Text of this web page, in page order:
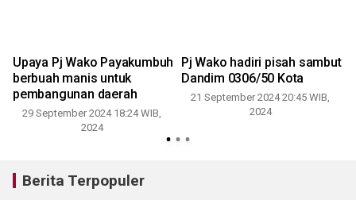
Upaya Pj Wako Payakumbuh
berbuah manis untuk
pembangunan daerah
29 September 2024 18:24 WIB,
2024
Pj Wako hadiri pisah sambut
Dandim 0306/50 Kota
21 September 2024 20:45 WIB,
2024
Berita Terpopuler